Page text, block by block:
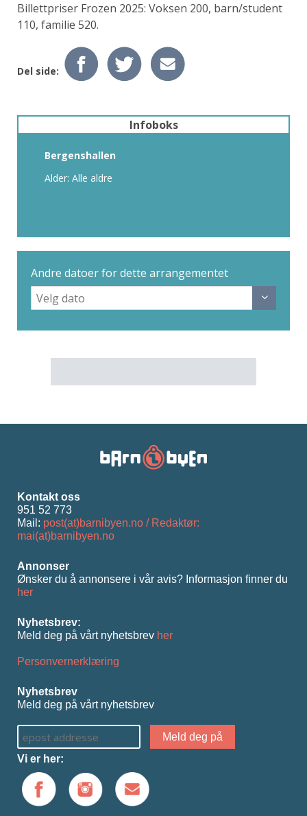
Billettpriser Frozen 2025: Voksen 200, barn/student
110, familie 520.
Del side:
Infoboks
Bergenshallen
Alder: Alle aldre
Andre datoer for dette arrangementet
Kontakt oss
951 52 773
Mail: post(at)barnibyen.no / Redaktør:
mai(at)barnibyen.no
Annonser
Ønsker du å annonsere i vår avis? Informasjon ﬁnner du
her
Nyhetsbrev:
Meld deg på vårt nyhetsbrev her
Personvernerklæring
Nyhetsbrev
Meld deg på vårt nyhetsbrev
Vi er her: